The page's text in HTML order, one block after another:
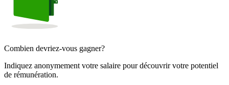
Combien devriez-vous gagner?
Indiquez anonymement votre salaire pour découvrir votre potentiel
de rémunération.